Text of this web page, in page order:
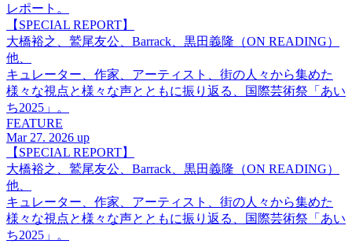
レポート。
【SPECIAL REPORT】
大橋裕之、鷲尾友公、Barrack、黒田義隆（ON READING）
他、
キュレーター、作家、アーティスト、街の人々から集めた
様々な視点と様々な声とともに振り返る、国際芸術祭「あい
ち2025」。
FEATURE
Mar 27. 2026 up
【SPECIAL REPORT】
大橋裕之、鷲尾友公、Barrack、黒田義隆（ON READING）
他、
キュレーター、作家、アーティスト、街の人々から集めた
様々な視点と様々な声とともに振り返る、国際芸術祭「あい
ち2025」。